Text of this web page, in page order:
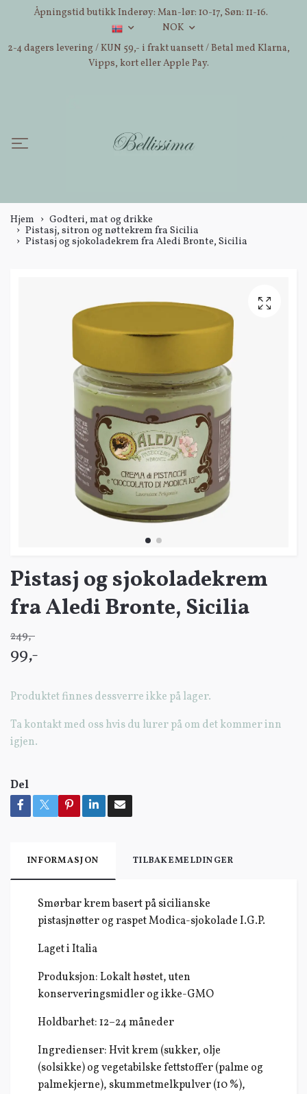
Åpningstid butikk Inderøy: Man-lør: 10-17, Søn: 11-16.
NOK
2-4 dagers levering / KUN 59,- i frakt uansett / Betal med Klarna,
Vipps, kort eller Apple Pay.
Hjem
Godteri, mat og drikke
Pistasj, sitron og nøttekrem fra Sicilia
Pistasj og sjokoladekrem fra Aledi Bronte, Sicilia
Pistasj og sjokoladekrem
fra Aledi Bronte, Sicilia
249,-
99,-
Produktet finnes dessverre ikke på lager.
Ta kontakt med oss hvis du lurer på om det kommer inn
igjen.
Del
INFORMASJON TILBAKEMELDINGER
Smørbar krem basert på sicilianske
pistasjnøtter og raspet Modica-sjokolade I.G.P.
Laget i Italia
Produksjon: Lokalt høstet, uten
konserveringsmidler og ikke-GMO
Holdbarhet: 12–24 måneder
Ingredienser: Hvit krem (sukker, olje
(solsikke) og vegetabilske fettstoffer (palme og
palmekjerne), skummetmelkpulver (10 %),